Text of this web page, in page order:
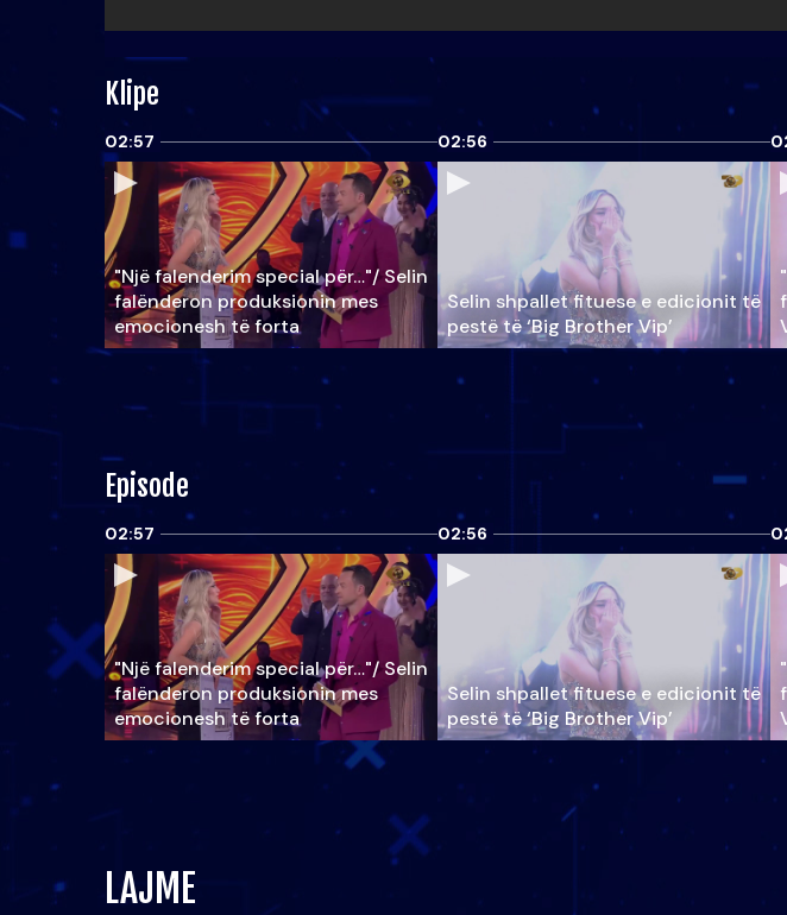
Klipe
02:57
"Një falenderim special për…"/ Selin
falënderon produksionin mes
emocionesh të forta
02:56
Selin shpallet fituese e edicionit të
pestë të ‘Big Brother Vip’
Episode
02:57
"Një falenderim special për…"/ Selin
falënderon produksionin mes
emocionesh të forta
02:56
Selin shpallet fituese e edicionit të
pestë të ‘Big Brother Vip’
LAJME